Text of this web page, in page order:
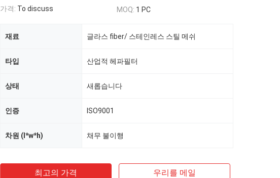
가격: To discuss MOQ: 1 PC
재료 글라스 fiber/ 스테인레스 스틸 메쉬
타입 산업적 헤파필터
상태 새롭습니다
인증 ISO9001
차원 (l*w*h) 채무 불이행
최고의 가격 우리를 메일